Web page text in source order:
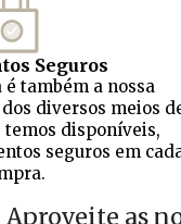
Seguros
é também a nossa
diversos meios
temos disponíveis,
seguros em
Aproveite as